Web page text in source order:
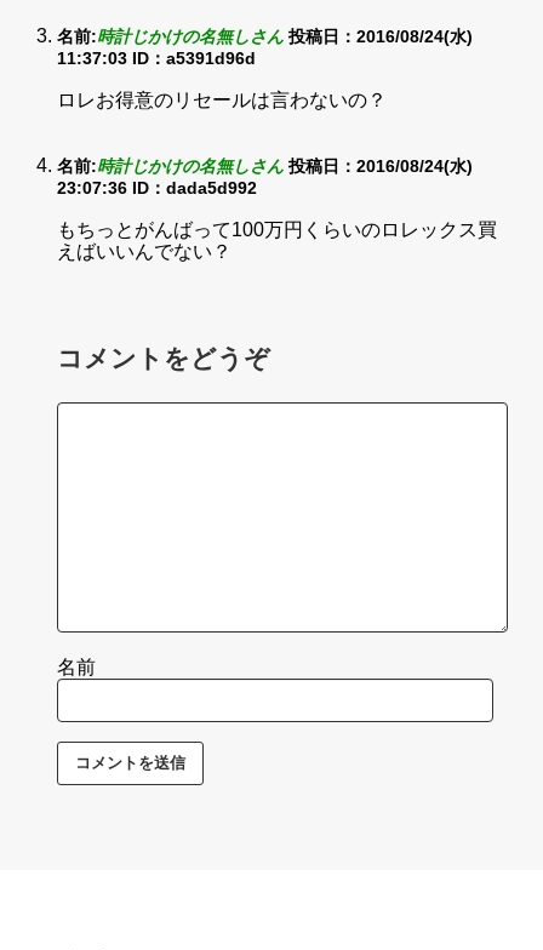
名前:時計じかけの名無しさん 投稿日：2016/08/24(水)
11:37:03 ID：a5391d96d
ロレお得意のリセールは言わないの？
名前:時計じかけの名無しさん 投稿日：2016/08/24(水)
23:07:36 ID：dada5d992
もちっとがんばって100万円くらいのロレックス買
えばいいんでない？
コメントをどうぞ
名前